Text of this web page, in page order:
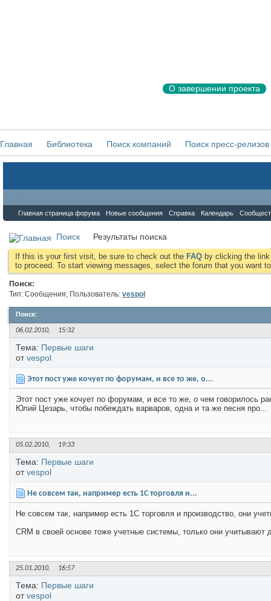
О завершении проекта
Главная Библиотека Поиск компаний Поиск пресс-релизов
Главная страница форума Новые сообщения Справка Календарь
Поиск Результаты поиска
If this is your first visit, be sure to check out the FAQ by clicking the
to proceed. To start viewing messages, select the forum that you want
Поиск:
Тип: Сообщения; Пользователь: vespol
Поиск:
06.02.2010, 15:32
Тема: Первые шаги
отvespol
Этот пост уже кочует по форумам, и все то же, о...
Этот пост уже кочует по форумам, и все то же, о чем говорилось
Юлий Цезарь, чтобы побеждать варваров, одна и та же песня про...
05.02.2010, 19:33
Тема: Первые шаги
отvespol
Не совсем так, например есть 1С торговля и...
Не совсем так, например есть 1С торговля и производство, они
CRM в своей основе тоже учетные системы, только они
25.01.2010, 16:57
Тема: Первые шаги
отvespol